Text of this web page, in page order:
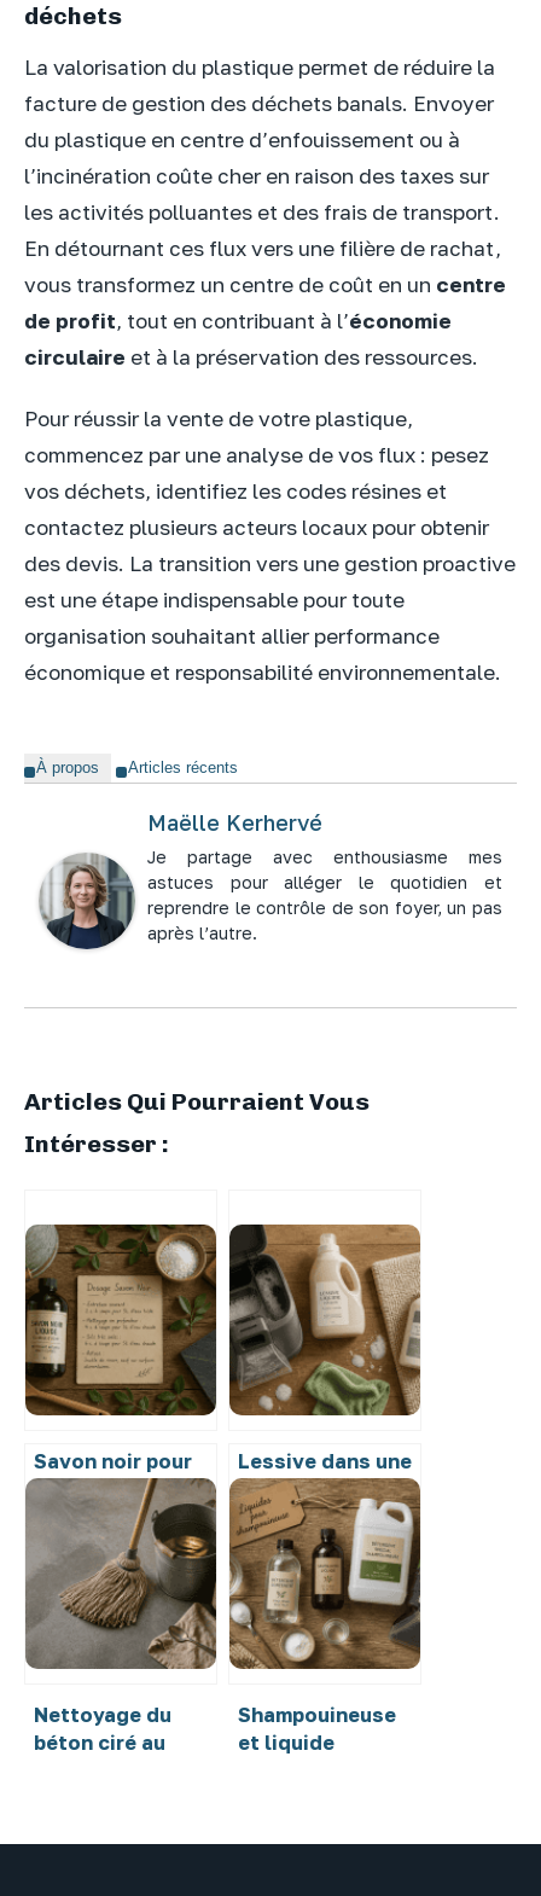
déchets
La valorisation du plastique permet de réduire la
facture de gestion des déchets banals. Envoyer
du plastique en centre d’enfouissement ou à
l’incinération coûte cher en raison des taxes sur
les activités polluantes et des frais de transport.
En détournant ces flux vers une filière de rachat,
vous transformez un centre de coût en un centre
de profit, tout en contribuant à l’économie
circulaire et à la préservation des ressources.
Pour réussir la vente de votre plastique,
commencez par une analyse de vos flux : pesez
vos déchets, identifiez les codes résines et
contactez plusieurs acteurs locaux pour obtenir
des devis. La transition vers une gestion proactive
est une étape indispensable pour toute
organisation souhaitant allier performance
économique et responsabilité environnementale.
À propos Articles récents
Maëlle Kerhervé
Je partage avec enthousiasme mes
astuces pour alléger le quotidien et
reprendre le contrôle de son foyer, un pas
après l’autre.
Articles Qui Pourraient Vous
Intéresser :
Savon noir pour
le sol : le dosage
exact et 4
astuces pour des
surfaces
éclatantes
Lessive dans une
shampouineuse :
les risques réels
pour votre
appareil et vos
textiles
Nettoyage du
béton ciré au
Shampouineuse
et liquide